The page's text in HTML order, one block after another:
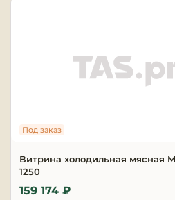
Витрина холодильная мясная
1250
Под заказ
159 174 ₽